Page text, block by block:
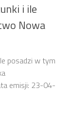
i ile
Nowa
posadzi w tym
emisji: 23-04-